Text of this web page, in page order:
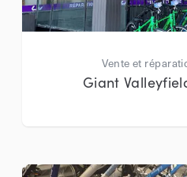
Vente et
Giant